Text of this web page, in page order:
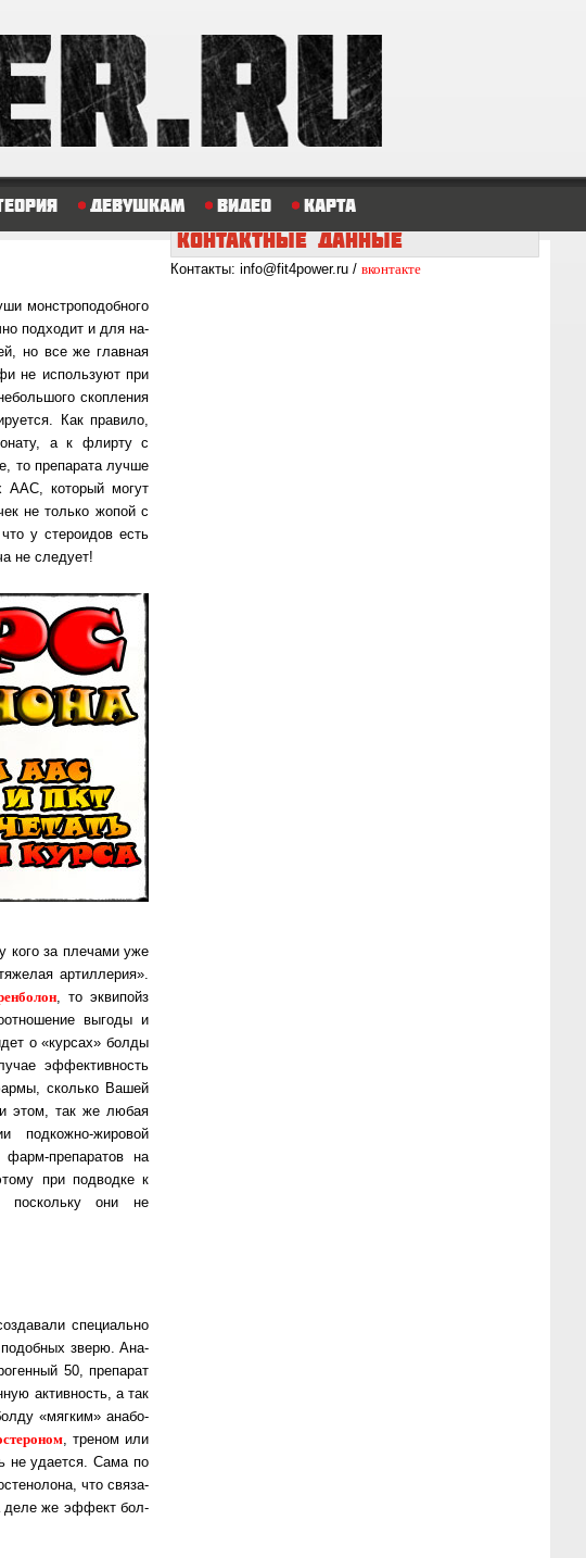
Девушкам Видео Карта
мон­стро­по­доб­но­го
под­хо­дит и для на­
но все же глав­ная
не ис­поль­зу­ют при
скоп­ле­ния
Как пра­ви­ло,
а к флирту с
то пре­па­ра­та лучше
ААС, который могут
не толь­ко жо­пой с
у стероидов есть
не следует!
кого за плечами уже
артиллерия».
, то эквипойз
выгоды и
о «курсах» болды
эффективность
сколько Вашей
этом, так же любая
подкожно-жировой
препаратов на
при подводке к
поскольку они не
специально
подобных зверю. Ана­
50, пре­па­рат
ак­тив­ность, а так
«мяг­ким» ана­бо­
, тре­ном или
не уда­ется. Сама по
что свя­за­
де­ле же эф­фект бол­
КОНТАКТНЫЕДАННЫЕ
Контакты: info@fit4power.ru / вконтакте